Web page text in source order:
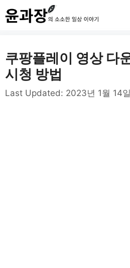
컨
텐
로
건
너
쿠팡플레이 영상 다
시청 방법
Last Updated: 2023년 1월 14일